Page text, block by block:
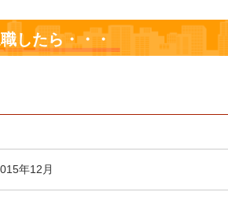
したら・・・
年12月